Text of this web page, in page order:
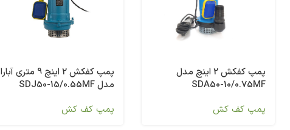
پمپ کفکش 2 اینچ مدل
SDA50-10/0.75MF
پمپ کف کش
پمپ کفکش 2 اینچ 9 متری آبارا
مدل SDJ50-15/0.55MF
پمپ کف کش